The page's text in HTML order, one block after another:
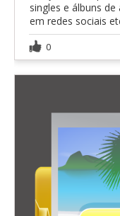
singles e álbuns
em redes sociais
0